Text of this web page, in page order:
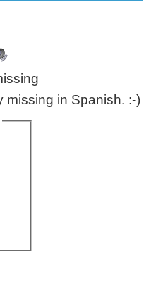
missing in Spanish. :-)